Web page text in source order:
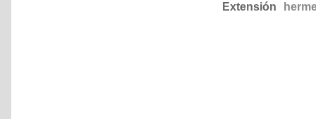
Extensión